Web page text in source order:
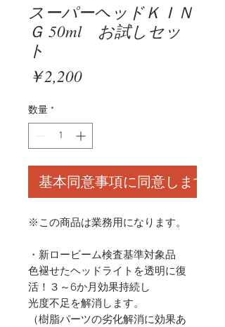
スーパーヘッドＫＩＮ
Ｇ 50ml お試しセッ
ト
￥2,200価
数量 *
基本同意事項に同意します
※この商品は業務用になります。
・新ロービーム検査基準対象品
色褪せたヘッドライトを透明に復
活！３～6か月効果持続し
光度不足を解消します。
（樹脂パーツの劣化解消に効果あ